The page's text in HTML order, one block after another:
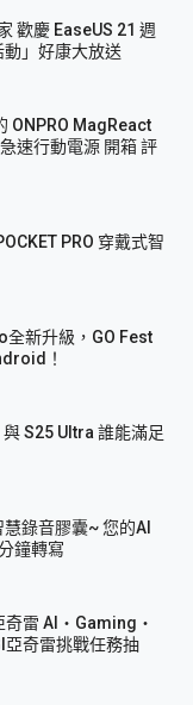
歡慶 EaseUS 21 週
」好康大放送
ONPRO MagReact
速行動電源 開箱 評
PRO 穿戴式智
全新升級，GO Fest
！
S25 Ultra 誰能滿足
慧錄音膠囊~ 您的AI
鐘轉寫
奇雷 AI・Gaming・
亞奇雷挑戰任務抽